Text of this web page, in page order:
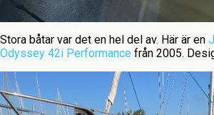
Stora båtar var det en hel del av. Här är en
Odyssey 42i Performance från 2005.